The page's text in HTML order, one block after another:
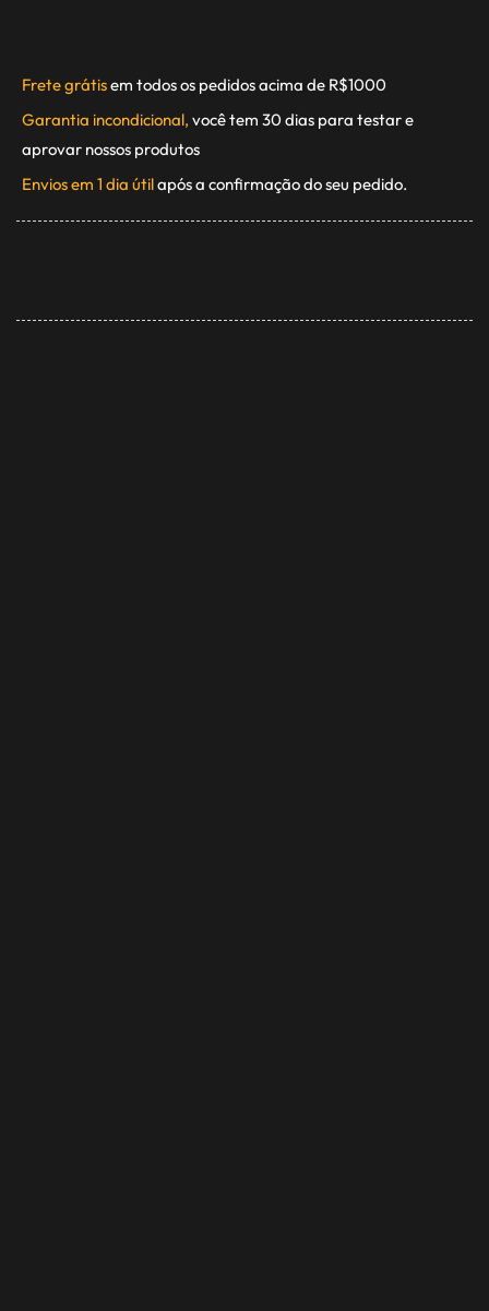
Frete grátisem todos os pedidos acima de R$1000
Garantia incondicional, você tem 30 dias para testar e
aprovar nossos produtos
Envios em 1 dia útilapós a confirmação do seu pedido.